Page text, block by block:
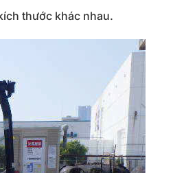
thước khác nhau.